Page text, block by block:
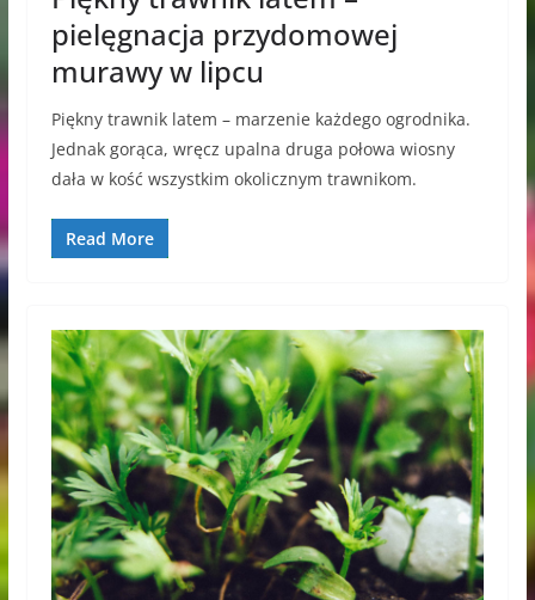
pielęgnacja przydomowej
murawy w lipcu
Piękny trawnik latem – marzenie każdego ogrodnika.
Jednak gorąca, wręcz upalna druga połowa wiosny
dała w kość wszystkim okolicznym trawnikom.
Read More